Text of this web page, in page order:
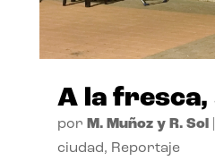
A la fresca,
por M. Muñoz y R. Sol|
ciudad, Reportaje